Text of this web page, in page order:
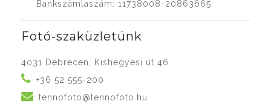
Bankszámlaszám: 11738008-20863665
Fotó-szaküzletünk
4031 Debrecen, Kishegyesi út 46.
+36 52 555-200
tennofoto@tennofoto.hu